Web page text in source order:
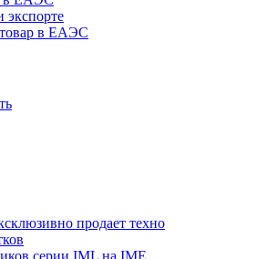
в ЕАЭС
продает техно
серии IML на IME